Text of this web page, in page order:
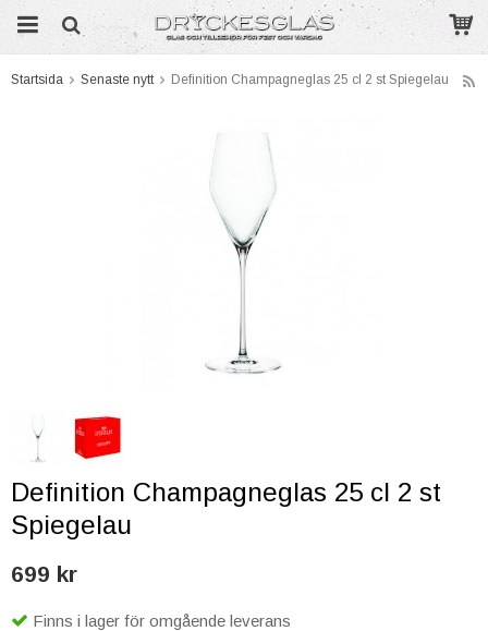
Startsida Senaste nytt Definition Champagneglas 25 cl 2 st Spiegelau
Definition Champagneglas 25 cl 2 st
Spiegelau
699 kr
Finns i lager för omgående leverans